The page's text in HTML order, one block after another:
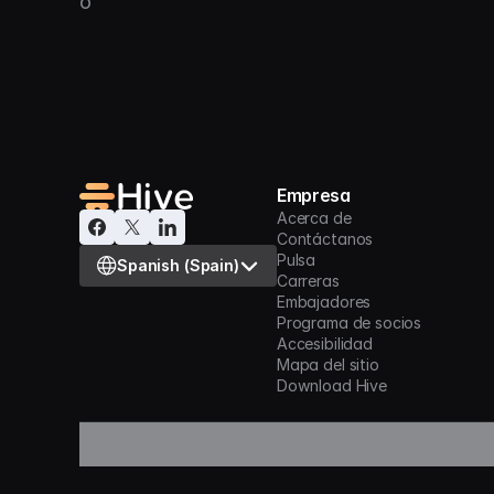
Select Language
Spanish (Spain)
Empresa
Acerca de
Contáctanos
Pulsa
Carreras
Embajadores
Programa de socios
Accesibilidad
Mapa del sitio
Download Hive